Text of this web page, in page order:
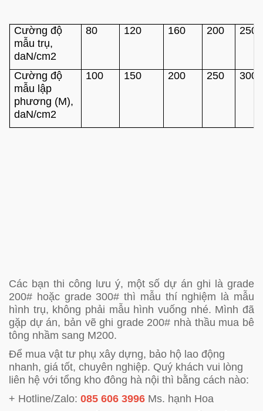
Cường độ
mẫu trụ,
daN/cm2
80 120 160 200 250
Cường độ
mẫu lập
phương (M),
daN/cm2
100 150 200 250 300
Các bạn thi công lưu ý, một số dự án ghi là grade
200# hoặc grade 300# thì mẫu thí nghiệm là mẫu
hình trụ, không phải mẫu hình vuống nhé. Mình đã
gặp dự án, bản vẽ ghi grade 200# nhà thầu mua bê
tông nhầm sang M200.
Để mua vật tư phụ xây dựng, bảo hộ lao động
nhanh, giá tốt, chuyên nghiệp. Quý khách vui lòng
liên hệ với tổng kho đông hà nội thì bằng cách nào:
+ Hotline/Zalo: 085 606 3996 Ms. hạnh Hoa